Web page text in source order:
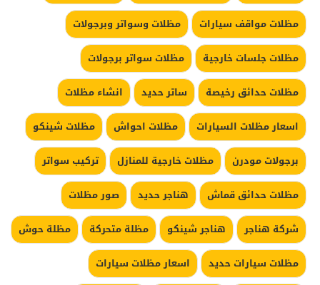
مظلات مواقف سيارات
مظلات وسواتر وبرجولات
مظلات جلسات خارجية
مظلات سواتر برجولات
مظلات حدائق رخيصة
ساتر حديد
انشاء مظلات
اسعار مظلات السيارات
مظلات احواش
مظلات شينكو
برجولات مودرن
مظلات خارجية للمنازل
تركيب سواتر
مظلات حدائق قماش
هناجر حديد
صور مظلات
شركة هناجر
هناجر شينكو مظلة متحركة
مظلة حوش
مظلات سيارات حديد
اسعار مظلات سيارات